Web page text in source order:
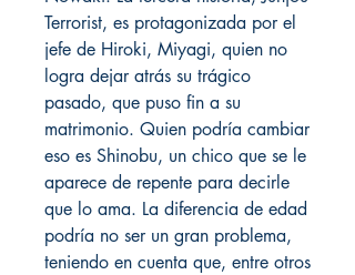
Terrorist, es protagonizada por el
jefe de Hiroki, Miyagi, quien no
logra dejar atrás su trágico
pasado, que puso fin a su
matrimonio. Quien podría cambiar
eso es Shinobu, un chico que se le
aparece de repente para decirle
que lo ama. La diferencia de edad
podría no ser un gran problema,
teniendo en cuenta que, entre otros